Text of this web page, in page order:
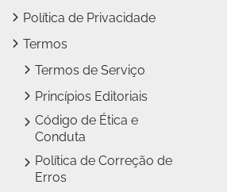
Política de Privacidade
Termos
Termos de Serviço
Princípios Editoriais
Código de Ética e
Conduta
Política de Correção de
Erros